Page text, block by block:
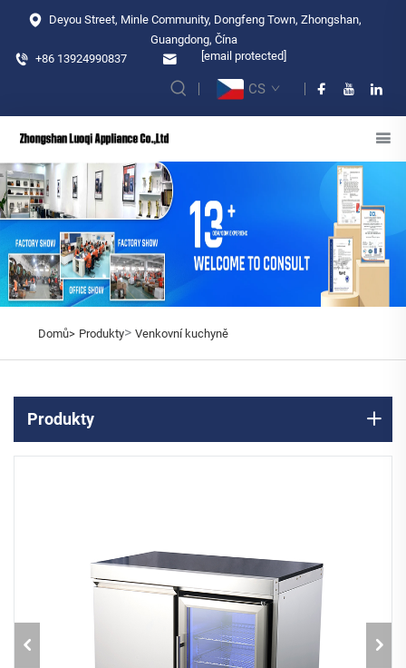
Deyou Street, Minle Community, Dongfeng Town, Zhongshan,
Guangdong, Čína
+86 13924990837
[email protected]
CS
Domů> Produkty> Venkovní kuchyně
Produkty